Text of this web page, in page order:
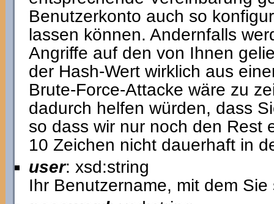
Benutzerkonto auch so
lassen können. Andernfalls
Angriffe auf den von Ihnen
der Hash-Wert wirklich aus
Brute-Force-Attacke wäre zu
dadurch helfen würden, dass
so dass wir nur noch den Rest
10 Zeichen nicht dauerhaft in
user: xsd:string
Ihr Benutzername, mit dem